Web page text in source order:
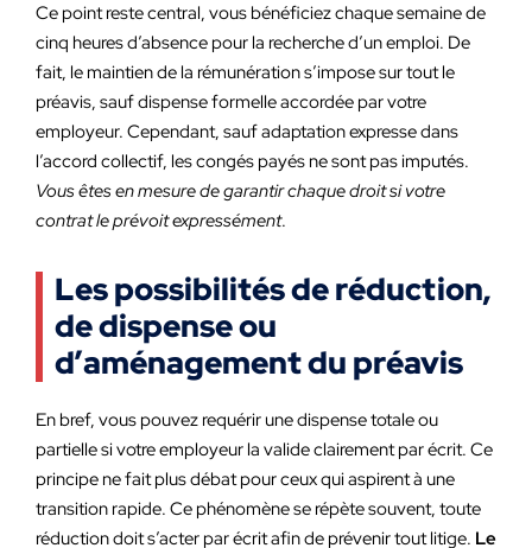
Ce point reste central, vous bénéficiez chaque semaine de
cinq heures d’absence pour la recherche d’un emploi. De
fait, le maintien de la rémunération s’impose sur tout le
préavis, sauf dispense formelle accordée par votre
employeur. Cependant, sauf adaptation expresse dans
l’accord collectif, les congés payés ne sont pas imputés.
Vous êtes en mesure de garantir chaque droit si votre
contrat le prévoit expressément.
Les possibilités de réduction,
de dispense ou
d’aménagement du préavis
En bref, vous pouvez requérir une dispense totale ou
partielle si votre employeur la valide clairement par écrit. Ce
principe ne fait plus débat pour ceux qui aspirent à une
transition rapide. Ce phénomène se répète souvent, toute
réduction doit s’acter par écrit afin de prévenir tout litige. Le